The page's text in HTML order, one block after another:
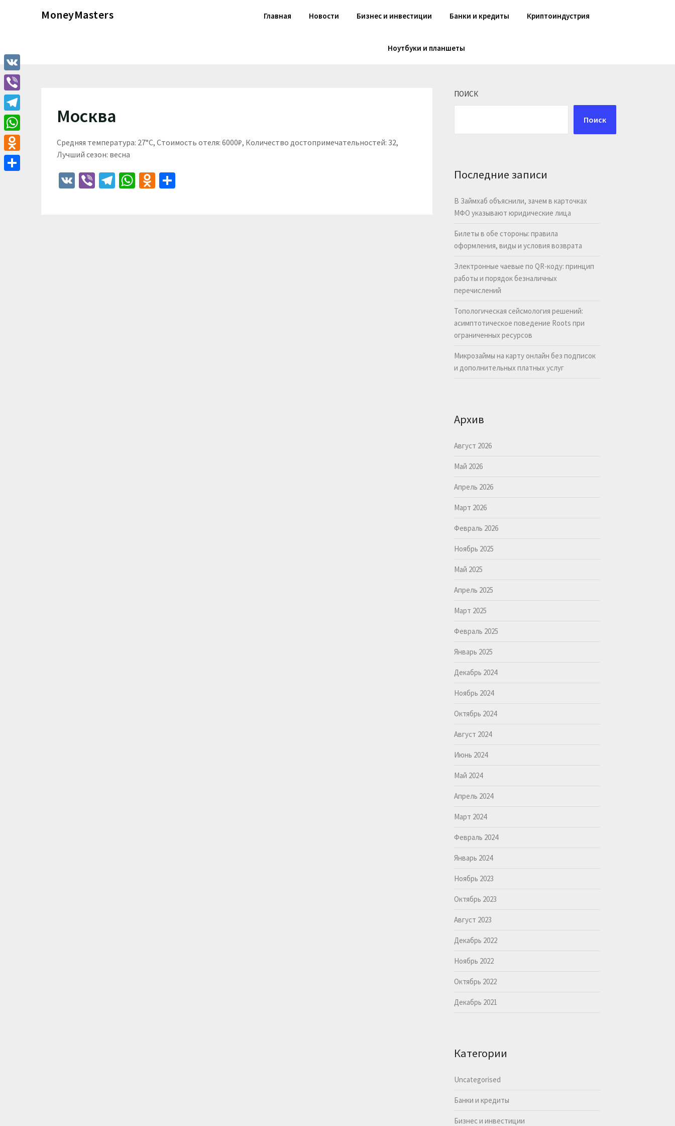
MoneyMasters Главная Новости Бизнес и инвестиции Банки и кредиты Криптоиндустрия
Ноутбуки и планшеты
Москва
Средняя температура: 27°C, Стоимость отеля: 6000₽, Количество достопримечательностей: 32,
Лучший сезон: весна
VK ViberTelegram
WhatsApp
Odnoklassniki
ПОИСК
Поиск
Последние записи
В Займхаб объяснили, зачем в карточках
МФО указывают юридические лица
Билеты в обе стороны: правила
оформления, виды и условия возврата
Электронные чаевые по QR-коду: принцип
работы и порядок безналичных
перечислений
Топологическая сейсмология решений:
асимптотическое поведение Roots при
ограниченных ресурсов
Микрозаймы на карту онлайн без подписок
и дополнительных платных услуг
Архив
Август 2026
Май 2026
Апрель 2026
Март 2026
Февраль 2026
Ноябрь 2025
Май 2025
Апрель 2025
Март 2025
Февраль 2025
Январь 2025
Декабрь 2024
Ноябрь 2024
Октябрь 2024
Август 2024
Июнь 2024
Май 2024
Апрель 2024
Март 2024
Февраль 2024
Январь 2024
Ноябрь 2023
Октябрь 2023
Август 2023
Декабрь 2022
Ноябрь 2022
Октябрь 2022
Декабрь 2021
Категории
Uncategorised
Банки и кредиты
Бизнес и инвестиции
VK
Viber
Telegram
WhatsApp
Odnoklassniki